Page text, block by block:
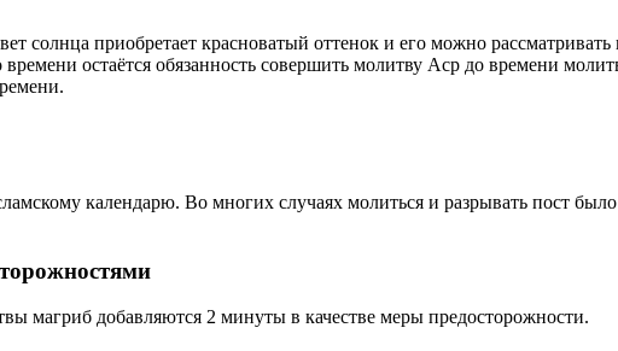
солнца приобретает красноватый оттенок и его можно
остаётся обязанность совершить молитву Аср до времени
календарю. Во многих случаях молиться и разрывать пост
магриб добавляются 2 минуты в качестве меры предосторожности.